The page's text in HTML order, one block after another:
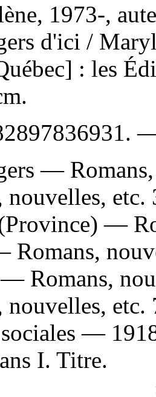
1973-,
d'ici /
: les
.
—
etc.
—
Romans,
Romans,
—
I. Titre.